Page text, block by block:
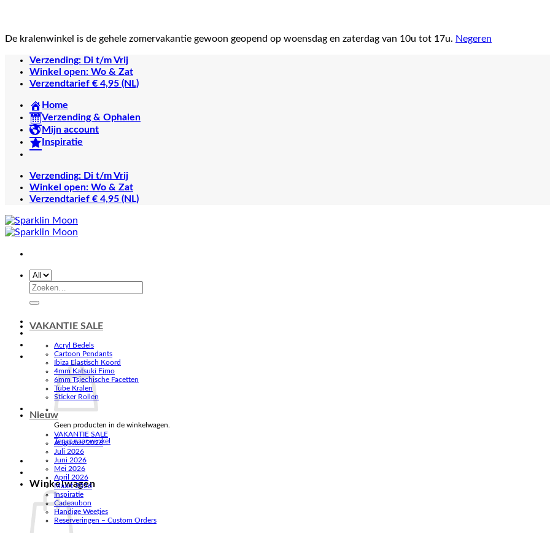
De kralenwinkel is de gehele zomervakantie gewoon geopend op woensdag en zaterdag van 10u tot 17u. Negeren
naar
inhoud
Verzending: Di t/m Vrij
Winkel open: Wo & Zat
Verzendtarief € 4,95 (NL)
Home
Verzending & Ophalen
Mijn account
Inspiratie
Verzending: Di t/m Vrij
Winkel open: Wo & Zat
Verzendtarief € 4,95 (NL)
Zoeken
Geen producten in de winkelwagen.
Terug naar winkel
Winkelwagen
VAKANTIE SALE
Acryl Bedels
Cartoon Pendants
Ibiza Elastisch Koord
4mm Katsuki Fimo
6mm Tsjechische Facetten
Tube Kralen
Sticker Rollen
Nieuw
VAKANTIE SALE
Augustus 2026
Juli 2026
Juni 2026
Mei 2026
April 2026
Maart 2026
Inspiratie
Cadeaubon
Handige Weetjes
Reserveringen – Custom Orders